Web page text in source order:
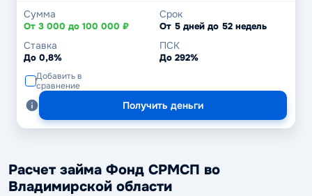
Сумма
От 3 000 до 100 000 ₽
Срок
От 5 дней до 52 недель
Ставка
До 0,8%
ПСК
До 292%
Добавить в
сравнение
Получить деньги
Расчет займа Фонд СРМСП во
Владимирской области